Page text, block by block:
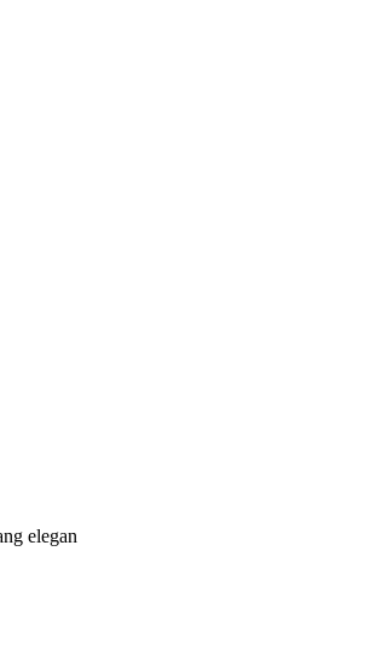
elegan